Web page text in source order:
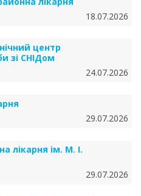
18.07.2026
центр
зі СНІДом
24.07.2026
29.07.2026
лікарня ім. М. І.
29.07.2026